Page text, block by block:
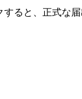
ると、正式な